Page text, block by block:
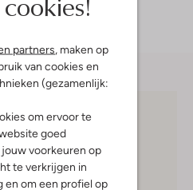
partners , maken op
van cookies en
(gezamenlijk:
om ervoor te
goed
voorkeuren op
te verkrijgen in
en om een profiel op
en draagt maat s.
€75,-
30 dagen*